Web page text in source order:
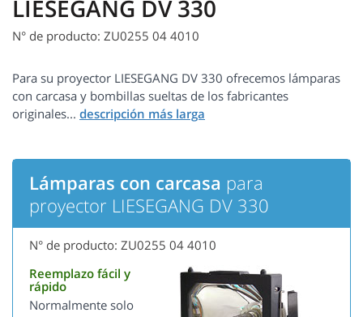
LIESEGANG DV 330
N° de producto: ZU0255 04 4010
Para su proyector LIESEGANG DV 330 ofrecemos lámparas
con carcasa y bombillas sueltas de los fabricantes
originales...
Lámparas con carcasa para
proyector LIESEGANG DV 330
N° de producto: ZU0255 04 4010
Reemplazo fácil y
rápido
Normalmente solo